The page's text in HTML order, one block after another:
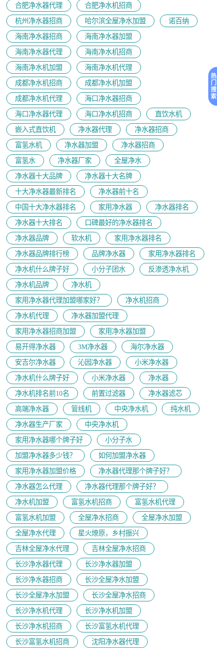
合肥净水器代理
合肥净水机招商
杭州净水器招商
哈尔滨全屋净水加盟
诺百纳
海南净水器招商
海南净水器加盟
海南净水器代理
海南净水机招商
海南净水机加盟
海南净水机代理
成都净水机招商
成都净水机加盟
成都净水机代理
海口净水器招商
海口净水器代理
海口净水机招商
直饮水机
嵌入式直饮机
净水器代理
净水器招商
富氢水机
净水器加盟
净水器招商
富氢水
净水器厂家
全屋净水
净水器十大品牌
净水器十大名牌
十大净水器最新排名
净水器前十名
中国十大净水器排名
家用净水器
净水器排名
净水器十大排名
口碑最好的净水器排名
净水器品牌
软水机
家用净水器排名
净水器品牌排行榜
品牌净水器
家用净水器排名
净水机什么牌子好
小分子团水
反渗透净水机
净水机品牌
净水机
家用净水器代理加盟哪家好？
净水机招商
净水机代理
净水器加盟代理
家用净水器招商加盟
家用净水器加盟
易开得净水器
3M净水器
海尔净水器
安吉尔净水器
沁园净水器
小米净水器
净水机什么牌子好
小米净水器
净水器
净水机排名前10名
前置过滤器
净水器滤芯
高端净水器
管线机 中央净水机
纯水机
净水器生产厂家
中央净水机
家用净水器哪个牌子好
小分子水
加盟净水器多少钱？
如何加盟净水器
家用净水器加盟价格
净水器代理那个牌子好？
净水器怎么代理
净水器代理那个牌子好？
净水机加盟
富氢水机招商
富氢水机代理
富氢水机加盟
全屋净水招商
全屋净水加盟
全屋净水代理
星火燎原，乡村振兴
吉林全屋净水代理
吉林全屋净水招商
长沙净水器代理
长沙净水器加盟
长沙净水器招商
长沙全屋净水加盟
长沙全屋净水加盟
长沙全屋净水招商
长沙净水机代理
长沙净水机加盟
长沙净水机招商
长沙富氢水机代理
长沙富氢水机招商
沈阳净水器代理
热
门
搜
索